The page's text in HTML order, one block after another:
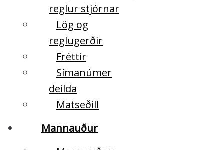
reglur stjórnar
Lög og
reglugerðir
Fréttir
Símanúmer
deilda
Matseðill
Mannauður